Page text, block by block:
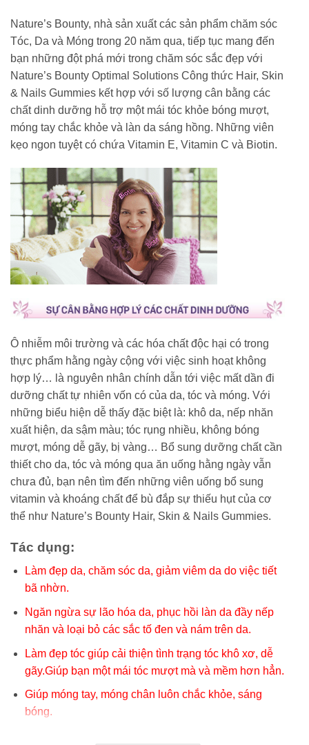
Nature’s Bounty, nhà sản xuất các sản phẩm chăm sóc
Tóc, Da và Móng trong 20 năm qua, tiếp tục mang đến
bạn những đột phá mới trong chăm sóc sắc đẹp với
Nature’s Bounty Optimal Solutions Công thức Hair, Skin
& Nails Gummies kết hợp với số lượng cân bằng các
chất dinh dưỡng hỗ trợ một mái tóc khỏe bóng mượt,
móng tay chắc khỏe và làn da sáng hồng. Những viên
kẹo ngon tuyệt có chứa Vitamin E, Vitamin C và Biotin.
Ô nhiễm môi trường và các hóa chất độc hại có trong
thực phẩm hằng ngày cộng với việc sinh hoạt không
hợp lý… là nguyên nhân chính dẫn tới việc mất dần đi
dưỡng chất tự nhiên vốn có của da, tóc và móng. Với
những biểu hiện dễ thấy đặc biệt là: khô da, nếp nhăn
xuất hiện, da sậm màu; tóc rụng nhiều, không bóng
mượt, móng dễ gãy, bị vàng… Bổ sung dưỡng chất cần
thiết cho da, tóc và móng qua ăn uống hằng ngày vẫn
chưa đủ, bạn nên tìm đến những viên uống bổ sung
vitamin và khoáng chất để bù đắp sự thiếu hụt của cơ
thể như Nature’s Bounty Hair, Skin & Nails Gummies.
Tác dụng:
Làm đẹp da, chăm sóc da, giảm viêm da do việc tiết
bã nhờn.
Ngăn ngừa sự lão hóa da, phục hồi làn da đầy nếp
nhăn và loại bỏ các sắc tố đen và nám trên da.
Làm đẹp tóc giúp cải thiện tình trạng tóc khô xơ, dễ
gãy.Giúp bạn một mái tóc mượt mà và mềm hơn hẳn.
Giúp móng tay, móng chân luôn chắc khỏe, sáng
bóng.